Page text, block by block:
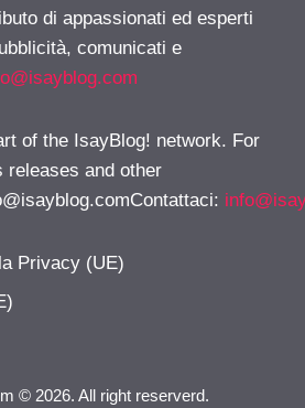
di appassionati ed esperti
comunicati e
of the IsayBlog! network. For
releases and other
:
Privacy (UE)
© 2026. All right reserverd.